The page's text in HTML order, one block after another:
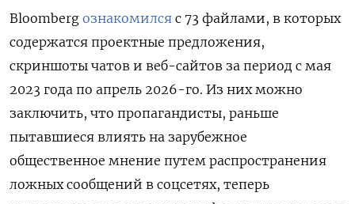
Bloomberg ознакомился с 73 файлами, в которых
содержатся проектные предложения,
скриншоты чатов и веб-сайтов за период с мая
2023 года по апрель 2026-го. Из них можно
заключить, что пропагандисты, раньше
пытавшиеся влиять на зарубежное
общественное мнение путем распространения
ложных сообщений в соцсетях, теперь